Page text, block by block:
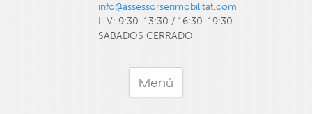
info@assessorsenmobilitat.com
L-V: 9:30-13:30 / 16:30-19:30
SABADOS CERRADO
Menú